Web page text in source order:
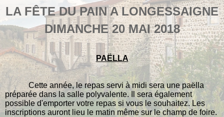
LA FÊTE DU PAIN A LONGESSAIGNE
DIMANCHE 20 MAI 2018
PAËLLA
Cette année, le repas servi à midi sera une paëlla
préparée dans la salle polyvalente. Il sera également
possible d'emporter votre repas si vous le souhaitez. Les
inscriptions auront lieu le matin même sur le champ de foire.